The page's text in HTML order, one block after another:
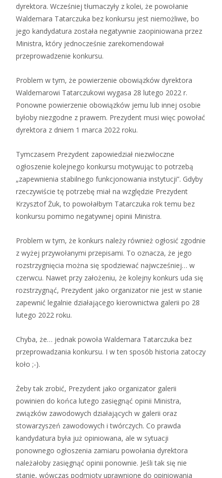
dyrektora. Wcześniej tłumaczyły z kolei, że powołanie
Waldemara Tatarczuka bez konkursu jest niemożliwe, bo
jego kandydatura została negatywnie zaopiniowana przez
Ministra, który jednocześnie zarekomendował
przeprowadzenie konkursu.
Problem w tym, że powierzenie obowiązków dyrektora
Waldemarowi Tatarczukowi wygasa 28 lutego 2022 r.
Ponowne powierzenie obowiązków jemu lub innej osobie
byłoby niezgodne z prawem. Prezydent musi więc powołać
dyrektora z dniem 1 marca 2022 roku.
Tymczasem Prezydent zapowiedział niezwłoczne
ogłoszenie kolejnego konkursu motywując to potrzebą
„zapewnienia stabilnego funkcjonowania instytucji”. Gdyby
rzeczywiście tę potrzebę miał na względzie Prezydent
Krzysztof Żuk, to powołałbym Tatarczuka rok temu bez
konkursu pomimo negatywnej opinii Ministra.
Problem w tym, że konkurs należy również ogłosić zgodnie
z wyżej przywołanymi przepisami. To oznacza, że jego
rozstrzygnięcia można się spodziewać najwcześniej… w
czerwcu. Nawet przy założeniu, że kolejny konkurs uda się
rozstrzygnąć, Prezydent jako organizator nie jest w stanie
zapewnić legalnie działającego kierownictwa galerii po 28
lutego 2022 roku.
Chyba, że… jednak powoła Waldemara Tatarczuka bez
przeprowadzania konkursu. I w ten sposób historia zatoczy
koło ;-).
Żeby tak zrobić, Prezydent jako organizator galerii
powinien do końca lutego zasięgnąć opinii Ministra,
związków zawodowych działających w galerii oraz
stowarzyszeń zawodowych i twórczych. Co prawda
kandydatura była już opiniowana, ale w sytuacji
ponownego ogłoszenia zamiaru powołania dyrektora
należałoby zasięgnąć opinii ponownie. Jeśli tak się nie
stanie, wówczas podmioty uprawnione do opiniowania